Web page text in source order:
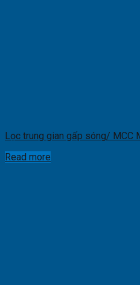
Lọc trung gian gấp sóng/ MCC
Read more